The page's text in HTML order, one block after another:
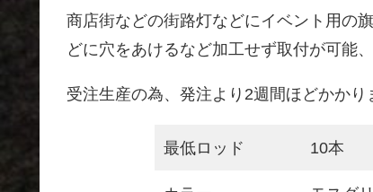
商店街などの街路灯などにイベント用の
どに穴をあけるなど加工せず取付が可能
受注生産の為、発注より2週間ほどかかり
最低ロッド 10本